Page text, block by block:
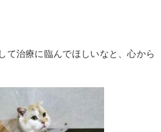
て治療に臨んでほしいなと、心から